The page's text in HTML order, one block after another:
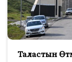
Таластын